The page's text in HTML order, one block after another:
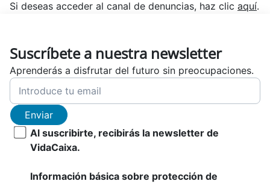
Si deseas acceder al canal de denuncias, haz clic aquí.
Suscríbete a nuestra newsletter
Aprenderás a disfrutar del futuro sin preocupaciones.
Enviar
Al suscribirte, recibirás la newsletter de
VidaCaixa.
Información básica sobre protección de